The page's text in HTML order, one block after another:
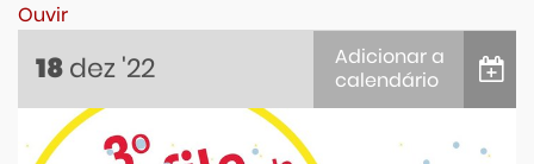
Ouvir
18 dez'22
Adicionar a
calendário